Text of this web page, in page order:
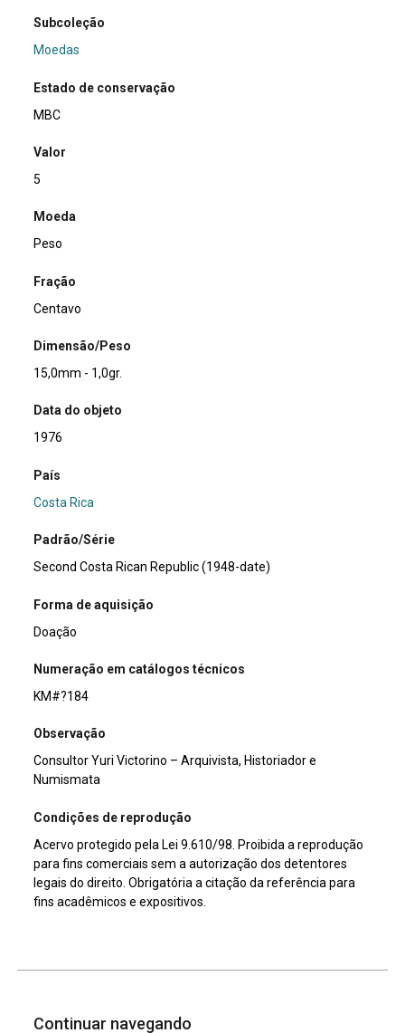
Subcoleção
Moedas
Estado de conservação
MBC
Valor
5
Moeda
Peso
Fração
Centavo
Dimensão/Peso
15,0mm - 1,0gr.
Data do objeto
1976
País
Costa Rica
Padrão/Série
Second Costa Rican Republic (1948-date)
Forma de aquisição
Doação
Numeração em catálogos técnicos
KM#?184
Observação
Consultor Yuri Victorino – Arquivista, Historiador e
Numismata
Condições de reprodução
Acervo protegido pela Lei 9.610/98. Proibida a reprodução
para fins comerciais sem a autorização dos detentores
legais do direito. Obrigatória a citação da referência para
fins acadêmicos e expositivos.
Continuar navegando